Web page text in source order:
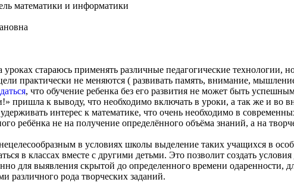
математики и информатики
стараюсь применять различные педагогические технологии,
практически не меняются ( развивать память, внимание,
, что обучение ребенка без его развития не может быть
пришла к выводу, что необходимо включать в уроки, а так же и во
интерес к математике, что очень необходимо в
ребёнка не на получение определённого объёма знаний, а на
в условиях школы выделение таких учащихся в
в классах вместе с другими детьми. Это позволит создать
для выявления скрытой до определенного времени одаренности,
различного рода творческих заданий.